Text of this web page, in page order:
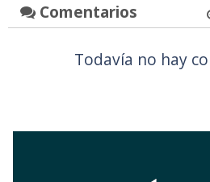
Comentarios
Todavía no hay